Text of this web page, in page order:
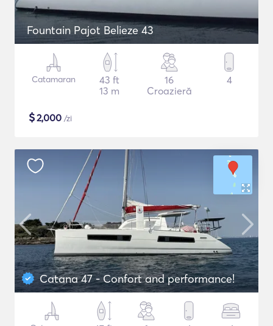
Fountain Pajot Belieze 43
Catamaran
43 ft
13 m
16
Croazieră
4
$2,000 /zi
Catana 47 - Confort and performance!